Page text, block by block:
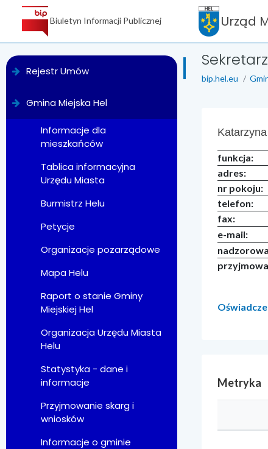
Biuletyn Informacji Publicznej
Rejestr Umów
Gmina Miejska Hel
Informacje dla
mieszkańców
Tablica informacyjna
Urzędu Miasta
Burmistrz Helu
Petycje
Organizacje pozarządowe
Mapa Helu
Raport o stanie Gminy
Miejskiej Hel
Organizacja Urzędu Miasta
Helu
Statystyka - dane i
informacje
Przyjmowanie skarg i
wniosków
Informacje o gminie
Urząd
bip.hel.eu
funkcja:
adres:
nr pokoju:
telefon:
fax:
e-mail:
Metryka